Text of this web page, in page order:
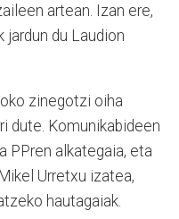
artean. Izan ere,
du Laudion
zinegotzi oiha
dute. Komunikabideen
PPren alkategaia, eta
Urretxu izatea,
hautagaiak.